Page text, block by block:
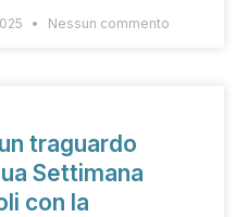
Nessun commento
traguardo
Settimana
con la